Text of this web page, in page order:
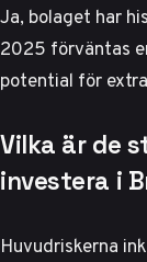
Ja, bolaget har
2025 förväntas
potential för
Vilka är de
investera i
Huvudriskerna